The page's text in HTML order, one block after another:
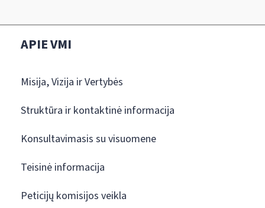
APIE VMI
Misija, Vizija ir Vertybės
Struktūra ir kontaktinė informacija
Konsultavimasis su visuomene
Teisinė informacija
Peticijų komisijos veikla